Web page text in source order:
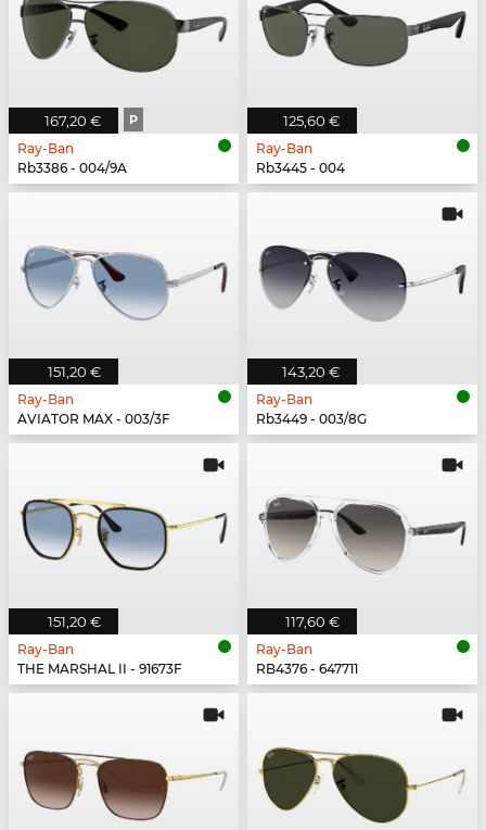
167,20 € P
Ray-Ban
Rb3386 - 004/9A
125,60 €
Ray-Ban
Rb3445 - 004
151,20 €
Ray-Ban
AVIATOR MAX - 003/3F
143,20 €
Ray-Ban
Rb3449 - 003/8G
151,20 €
Ray-Ban
THE MARSHAL II - 91673F
117,60 €
Ray-Ban
RB4376 - 647711